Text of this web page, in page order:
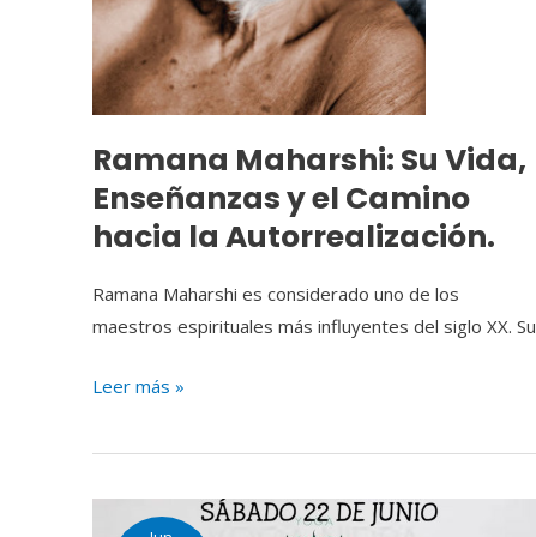
Ramana Maharshi: Su Vida,
Enseñanzas y el Camino
hacia la Autorrealización.
Ramana Maharshi es considerado uno de los
maestros espirituales más influyentes del siglo XX. Su
Autorrealización.
Leer más »